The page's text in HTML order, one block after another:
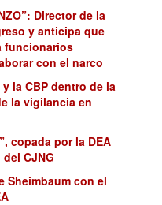
Director de la
y anticipa que
funcionarios
con el narco
la CBP dentro de la
la vigilancia en
copada por la DEA
CJNG
Sheimbaum con el